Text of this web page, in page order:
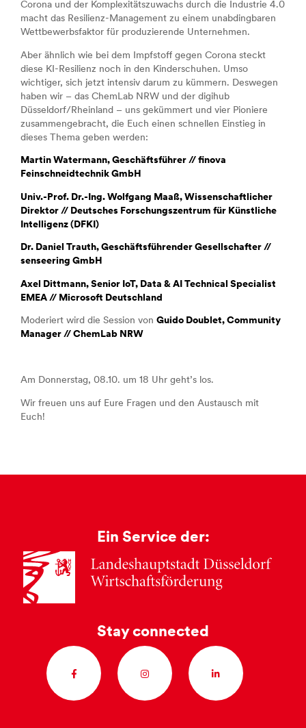
Corona und der Komplexitätszuwachs durch die Industrie 4.0
macht das Resilienz-Management zu einem unabdingbaren
Wettbewerbsfaktor für produzierende Unternehmen.
Aber ähnlich wie bei dem Impfstoff gegen Corona steckt
diese KI-Resilienz noch in den Kinderschuhen. Umso
wichtiger, sich jetzt intensiv darum zu kümmern. Deswegen
haben wir – das ChemLab NRW und der digihub
Düsseldorf/Rheinland – uns gekümmert und vier Pioniere
zusammengebracht, die Euch einen schnellen Einstieg in
dieses Thema geben werden:
Martin Watermann, Geschäftsführer // finova
Feinschneidtechnik GmbH
Univ.-Prof. Dr.-Ing. Wolfgang Maaß, Wissenschaftlicher
Direktor // Deutsches Forschungszentrum für Künstliche
Intelligenz (DFKI)
Dr. Daniel Trauth, Geschäftsführender Gesellschafter //
senseering GmbH
Axel Dittmann, Senior IoT, Data & AI Technical Specialist
EMEA // Microsoft Deutschland
Moderiert wird die Session von Guido Doublet, Community
Manager // ChemLab NRW
Am Donnerstag, 08.10. um 18 Uhr geht’s los.
Wir freuen uns auf Eure Fragen und den Austausch mit
Euch!
Ein Service der:
Stay connected